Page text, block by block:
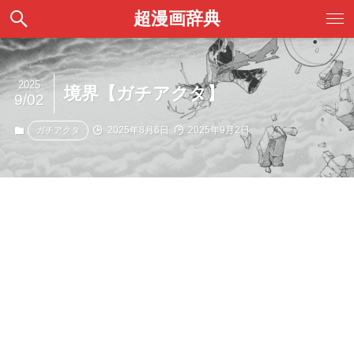
超漫画辞典
境界【ガチアクタ】
2025
9/02
ガチアクタ 2025年8月6日 2025年9月2日